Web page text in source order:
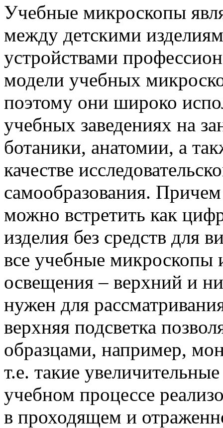
Учебные микроскопы
между детскими
устройствами
модели учебных
поэтому они широко
учебных заведениях на
ботаники, анатомии, а
качестве
самообразования.
можно встретить как
изделия без средств для
все учебные микроскопы
освещения – верхний и
нужен для
верхняя подсветка
образцами, например,
т.е. такие
учебном процессе
в проходящем и